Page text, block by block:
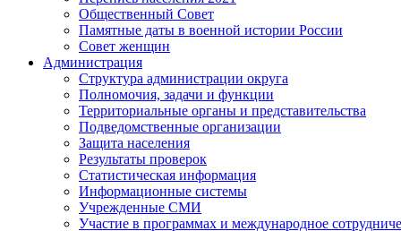
Общественный Совет
Памятные даты в военной истории России
Совет женщин
Администрация
Структура администрации округа
Полномочия, задачи и функции
Территориальные органы и представительства
Подведомственные организации
Защита населения
Результаты проверок
Статистическая информация
Информационные системы
Учрежденные СМИ
Участие в программах и международное